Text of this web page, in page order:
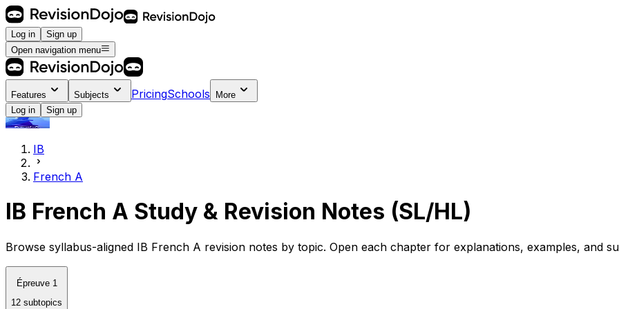
Log in
Sign up
Open navigation menu
Features Subjects PricingSchools
More
Log in
Sign up
IB
French A
IB French A Study & Revision Notes (SL/HL)
Browse syllabus-aligned IB French A revision notes by topic. Open each chapter for explanations, examples, and
Épreuve 1
12 subtopics